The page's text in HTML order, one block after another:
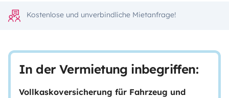
Kostenlose und unverbindliche Mietanfrage!
In der Vermietung inbegriffen:
Vollkaskoversicherung für Fahrzeug und